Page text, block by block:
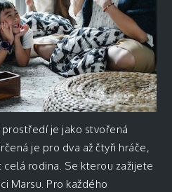
je jako stvořená
je pro dva až čtyři hráče,
celá rodina. Se kterou zažijete
Marsu. Pro každého